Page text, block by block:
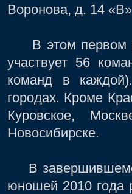
Воронова, д. 14
В этом первом
участвует 56
команд в
городах. Кроме
Куровское,
Новосибирске.
В
юношей 2010 года